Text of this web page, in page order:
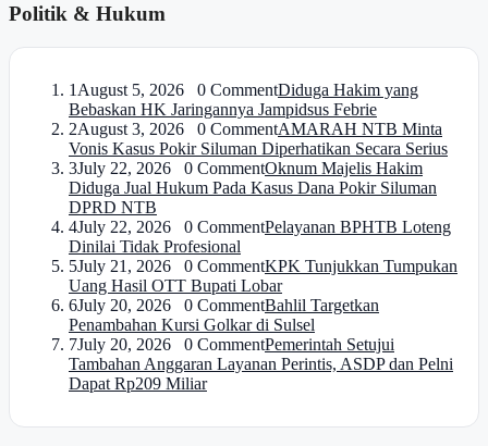
Politik & Hukum
1 August 5, 2026 0 CommentDiduga Hakim yang
Bebaskan HK Jaringannya Jampidsus Febrie
2August 3, 2026 0 CommentAMARAH NTB Minta
Vonis Kasus Pokir Siluman Diperhatikan Secara Serius
3July 22, 2026 0 CommentOknum Majelis Hakim
Diduga Jual Hukum Pada Kasus Dana Pokir Siluman
DPRD NTB
4July 22, 2026 0 CommentPelayanan BPHTB Loteng
Dinilai Tidak Profesional
5July 21, 2026 0 CommentKPK Tunjukkan Tumpukan
Uang Hasil OTT Bupati Lobar
6July 20, 2026 0 CommentBahlil Targetkan
Penambahan Kursi Golkar di Sulsel
7July 20, 2026 0 CommentPemerintah Setujui
Tambahan Anggaran Layanan Perintis, ASDP dan Pelni
Dapat Rp209 Miliar